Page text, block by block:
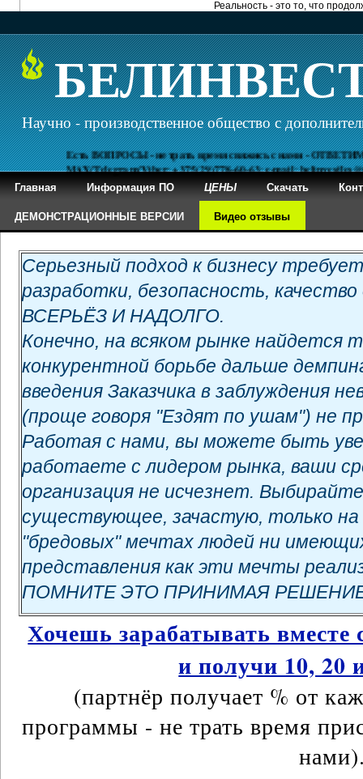
Реальность - это то, что
Научно - производственное общество с
Есть ВОПРОСЫ - не трать время свяжись с нами - ОТВЕТИМ
MAX/Telegram/Viber: +375(29)778-60-63; e-mail:
Главная Информация ПО ЦЕНЫ Скачать
ДЕМОНСТРАЦИОННЫЕ ВЕРСИИ Видео отзывы
Серьезный подход к бизнесу
разработки, безопасность,
ВСЕРЬЁЗ И НАДОЛГО.
Конечно, на всяком рынке найдется
конкурентной борьбе дальше
введения Заказчика в заблуждения
(проще говоря "Ездят по ушам") не
Работая с нами, вы можете быть
работаете с лидером рынка, ваши
организация не исчезнет.
существующее, зачастую, только на
"бредовых" мечтах людей ни
представления как эти мечты
ПОМНИТЕ ЭТО ПРИНИМАЯ
Хочешь зарабатывать
и получи 10, 20
(партнёр получает % от
программы - не трать время